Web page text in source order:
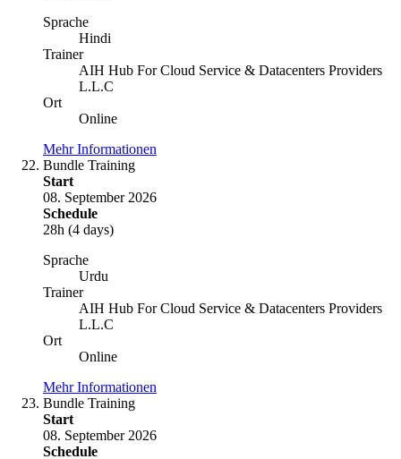
Sprache
Hindi
Trainer
AIH Hub For Cloud Service & Datacenters Providers
L.L.C
Ort
Online
Mehr Informationen
Bundle Training
Start
08. September 2026
Schedule
28h (4 days)
Sprache
Urdu
Trainer
AIH Hub For Cloud Service & Datacenters Providers
L.L.C
Ort
Online
Mehr Informationen
Bundle Training
Start
08. September 2026
Schedule